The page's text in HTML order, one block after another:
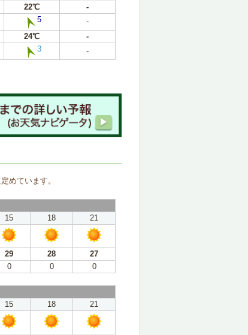
22℃
-
5 -
24℃
-
3 -
めています。
15 18
21
29 28
27
0 0 0
15 18
21